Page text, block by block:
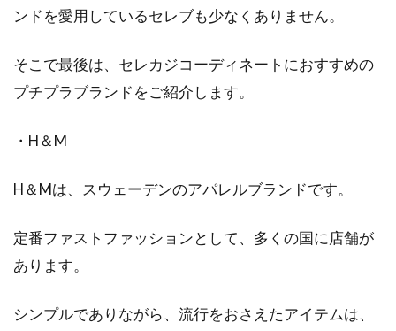
ンドを愛用しているセレブも少なくありません。
そこで最後は、セレカジコーディネートにおすすめの
プチプラブランドをご紹介します。
・H＆M
H＆Mは、スウェーデンのアパレルブランドです。
定番ファストファッションとして、多くの国に店舗が
あります。
シンプルでありながら、流行をおさえたアイテムは、